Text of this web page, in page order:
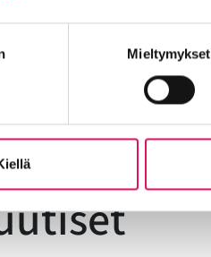
Mieltymykset